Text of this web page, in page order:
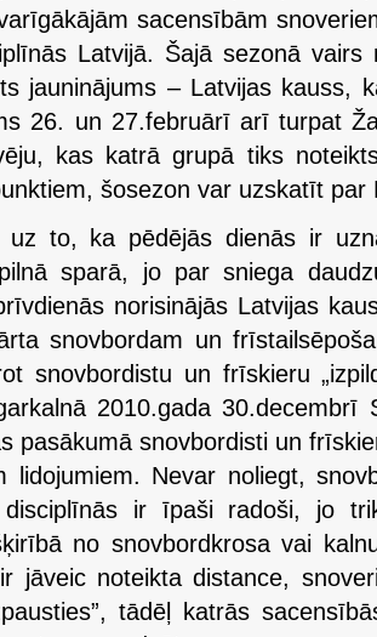
sacensībām
Latvijā. Šajā sezonā vairs
jauninājums – Latvijas kauss,
26. un 27.februārī arī turpat
kas katrā grupā tiks
šosezon var uzskatīt par
uz to, ka pēdējās dienās ir
sparā, jo par sniega
norisinājās Latvijas
snovbordam un
snovbordistu un frīskieru
2010.gada 30.decembrī
pasākumā snovbordisti un
lidojumiem. Nevar noliegt,
ir īpaši radoši, jo
no snovbordkrosa vai
jāveic noteikta distance,
tādēļ katrās